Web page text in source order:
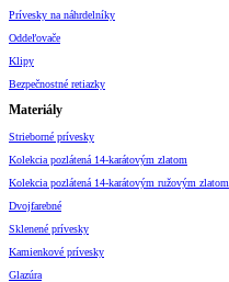
Prívesky na náhrdelníky
Oddeľovače
Klipy
Bezpečnostné retiazky
Materiály
Strieborné prívesky
Kolekcia pozlátená 14-karátovým zlatom
Kolekcia pozlátená 14-karátovým ružovým zlatom
Dvojfarebné
Sklenené prívesky
Kamienkové prívesky
Glazúra